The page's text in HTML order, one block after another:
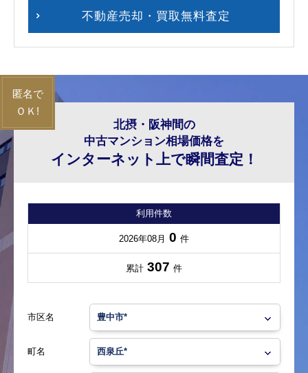
不動産売却・買取無料査定
北摂・阪神間の
中古マンション相場価格を
インターネット上で瞬間査定！
利用件数
2026年08月 0 件
累計 307 件
市区名
町名